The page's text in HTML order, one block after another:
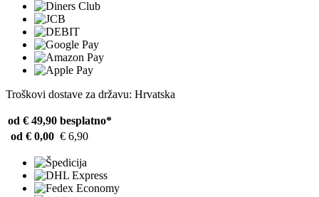
Troškovi dostave za državu: Hrvatska
od € 49,90 besplatno*
od € 0,00 € 6,90